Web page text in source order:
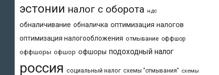
эстонии налог с оборота ндс
обналичивание обналичка оптимизация налогов
оптимизация налогообложения отмывание оффшор
оффшоры офшор офшоры подоходный налог
россия социальный налог схемы "отмывания" схемы